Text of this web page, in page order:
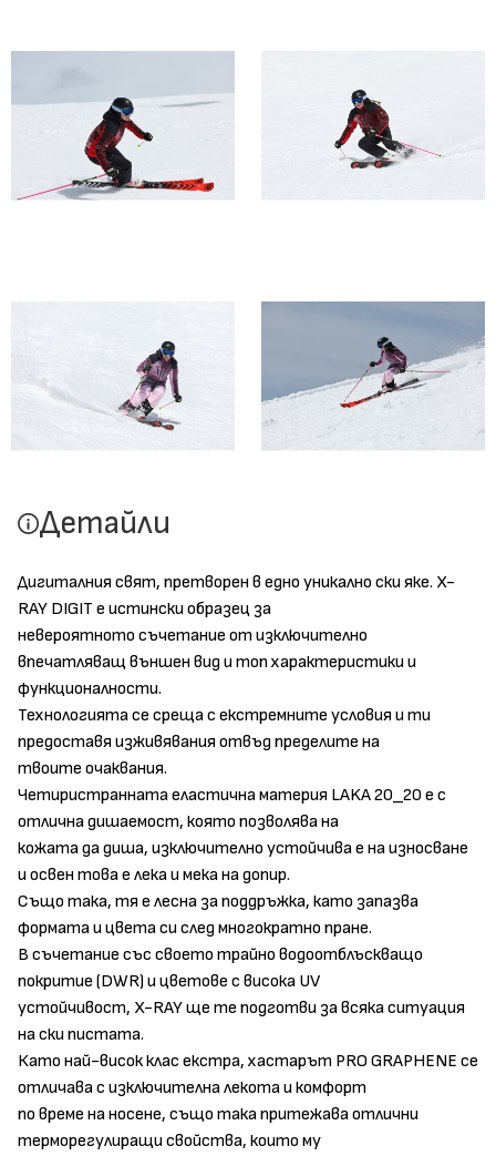
Детайли
Дигиталния свят, претворен в едно уникално ски яке. X-
RAY DIGIT е истински образец за
невероятното съчетание от изключително
впечатляващ външен вид и топ характеристики и
функционалности.
Технологията се среща с екстремните условия и ти
предоставя изживявания отвъд пределите на
твоите очаквания.
Четиристранната еластична материя LAKA 20_20 е с
отлична дишаемост, която позволява на
кожата да диша, изключително устойчива е на износване
и освен това е лека и мека на допир.
Също така, тя е лесна за поддръжка, като запазва
формата и цвета си след многократно пране.
В съчетание със своето трайно водоотблъскващо
покритие (DWR) и цветове с висока UV
устойчивост, X-RAY ще те подготви за всяка ситуация
на ски пистата.
Като най-висок клас екстра, хастарът PRO GRAPHENE се
отличава с изключителна лекота и комфорт
по време на носене, също така притежава отлични
терморегулиращи свойства, които му